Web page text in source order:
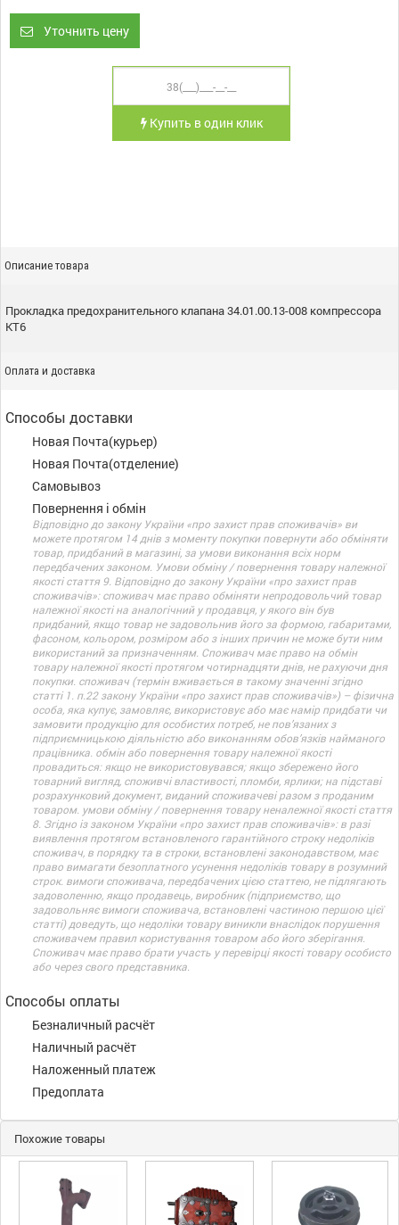
Уточнить цену
Купить в один клик
Описание товара
Прокладка предохранительного клапана 34.01.00.13-008 компрессора
КТ6
Оплата и доставка
Способы доставки
Новая Почта(курьер)
Новая Почта(отделение)
Самовывоз
Повернення і обмін
Відповідно до закону України «про захист прав споживачів» ви
можете протягом 14 днів з моменту покупки повернути або обміняти
товар, придбаний в магазині, за умови виконання всіх норм
передбачених законом. Умови обміну / повернення товару належної
якості стаття 9. Відповідно до закону України «про захист прав
споживачів»: споживач має право обміняти непродовольчий товар
належної якості на аналогічний у продавця, у якого він був
придбаний, якщо товар не задовольнив його за формою, габаритами,
фасоном, кольором, розміром або з інших причин не може бути ним
використаний за призначенням. Споживач має право на обмін
товару належної якості протягом чотирнадцяти днів, не рахуючи дня
покупки. споживач (термін вживається в такому значенні згідно
статті 1. п.22 закону України «про захист прав споживачів») – фізична
особа, яка купує, замовляє, використовує або має намір придбати чи
замовити продукцію для особистих потреб, не пов’язаних з
підприємницькою діяльністю або виконанням обов’язків найманого
працівника. обмін або повернення товару належної якості
провадиться: якщо не використовувався; якщо збережено його
товарний вигляд, споживчі властивості, пломби, ярлики; на підставі
розрахунковий документ, виданий споживачеві разом з проданим
товаром. умови обміну / повернення товару неналежної якості стаття
8. Згідно із законом України «про захист прав споживачів»: в разі
виявлення протягом встановленого гарантійного строку недоліків
споживач, в порядку та в строки, встановлені законодавством, має
право вимагати безоплатного усунення недоліків товару в розумний
строк. вимоги споживача, передбачених цією статтею, не підлягають
задоволенню, якщо продавець, виробник (підприємство, що
задовольняє вимоги споживача, встановлені частиною першою цієї
статті) доведуть, що недоліки товару виникли внаслідок порушення
споживачем правил користування товаром або його зберігання.
Споживач має право брати участь у перевірці якості товару особисто
або через свого представника.
Способы оплаты
Безналичный расчёт
Наличный расчёт
Наложенный платеж
Предоплата
Похожие товары